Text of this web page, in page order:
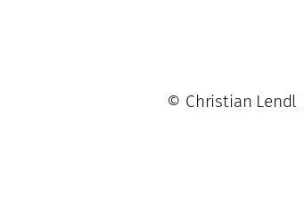
© Christian Lendl |